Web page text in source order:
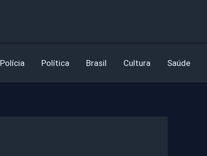
Polícia Política Brasil Cultura Saúde